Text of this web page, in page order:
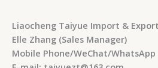
Liaocheng Taiyue Import &
Elle Zhang (Sales Manager)
Mobile Phone/WeChat/WhatsApp